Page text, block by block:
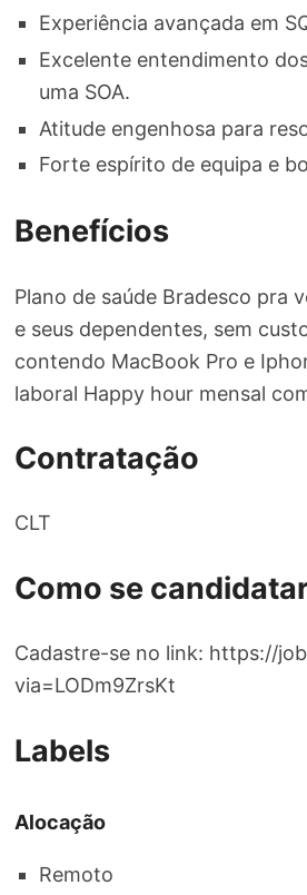
Experiência avançada em
Excelente entendimento
uma SOA.
Atitude engenhosa para
Forte espírito de equipa e
Benefícios
Plano de saúde Bradesco pra
e seus dependentes, sem
contendo MacBook Pro e
laboral Happy hour mensal
Contratação
CLT
Como se
Cadastre-se no link: https://
via=LODm9ZrsKt
Labels
Alocação
Remoto